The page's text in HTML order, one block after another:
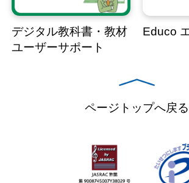
デジタル教科書・教材
ユーザーサポート
Educo
ページトップへ戻る